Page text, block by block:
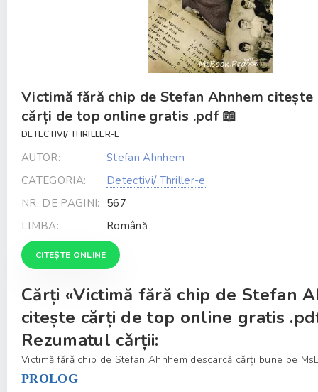
Victimă fără chip de Stefan Ahnhem citește
cărți de top online gratis .pdf 📖
DETECTIVI/ THRILLER-E
AUTOR:
Stefan Ahnhem
CATEGORIA:
Detectivi/ Thriller-e
NR. DE PAGINI: 567
LIMBA:
Română
CITEȘTE ONLINE
Cărți «Victimă fără chip de Stefan
citește cărți de top online gratis
Rezumatul cărții:
Victimă fără chip de Stefan Ahnhem descarcă cărți bune pe
PROLOG